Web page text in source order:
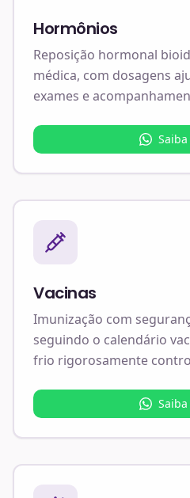
Hormônios
Reposição hormonal
médica, com dosagens
exames e
Vacinas
Imunização com
seguindo o calendário
frio rigorosamente